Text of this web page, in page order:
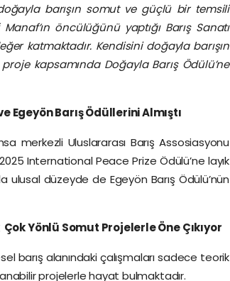
barışın somut ve güçlü bir temsili
öncülüğünü yaptığı Barış Sanatı
katmaktadır. Kendisini doğayla barışın
kapsamında Doğayla Barış Ödülü’ne
Barış Ödüllerini Almıştı
merkezli Uluslararası Barış Assosiasyonu
International Peace Prize Ödülü’ne layık
ulusal düzeyde de Egeyön Barış Ödülü’nün
Yönlü Somut Projelerle Öne Çıkıyor
barış alanındaki çalışmaları sadece teorik
projelerle hayat bulmaktadır.